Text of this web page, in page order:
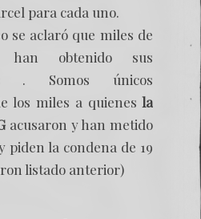
para cada uno.
se aclaró que miles de
han obtenido sus
. Somos únicos
los miles a quienes la
acusaron y han metido
piden la condena de 19
listado anterior)